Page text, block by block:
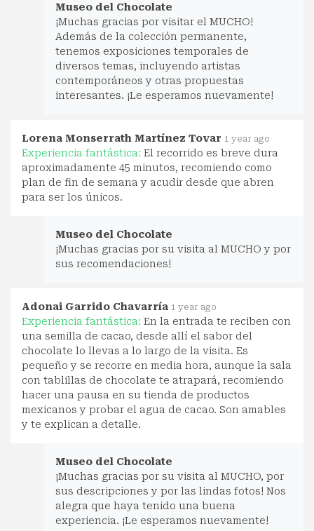
Museo del Chocolate
¡Muchas gracias por visitar el MUCHO!
Además de la colección permanente,
tenemos exposiciones temporales de
diversos temas, incluyendo artistas
contemporáneos y otras propuestas
interesantes. ¡Le esperamos nuevamente!
Lorena Monserrath Martínez Tovar 1 year ago
Experiencia fantástica: El recorrido es breve dura
aproximadamente 45 minutos, recomiendo como
plan de fin de semana y acudir desde que abren
para ser los únicos.
Museo del Chocolate
¡Muchas gracias por su visita al MUCHO y por
sus recomendaciones!
Adonai Garrido Chavarría 1 year ago
Experiencia fantástica: En la entrada te reciben con
una semilla de cacao, desde allí el sabor del
chocolate lo llevas a lo largo de la visita. Es
pequeño y se recorre en media hora, aunque la sala
con tablillas de chocolate te atrapará, recomiendo
hacer una pausa en su tienda de productos
mexicanos y probar el agua de cacao. Son amables
y te explican a detalle.
Museo del Chocolate
¡Muchas gracias por su visita al MUCHO, por
sus descripciones y por las lindas fotos! Nos
alegra que haya tenido una buena
experiencia. ¡Le esperamos nuevamente!